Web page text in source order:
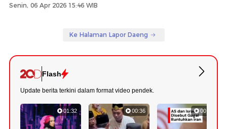
Senin, 06 Apr 2026 15:46 WIB
Ke Halaman Lapor Daeng
Flash
Update berita terkini dalam format video pendek.
01:32 00:36 00:52